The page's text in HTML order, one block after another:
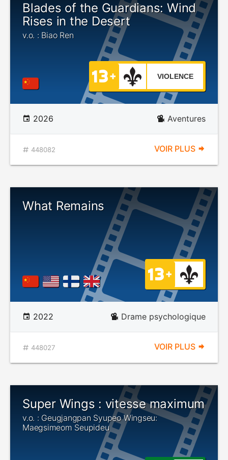
Blades of the Guardians: Wind
Rises in the Desert
v.o. : Biao Ren
VIOLENCE
2026 Aventures
448082 VOIR PLUS
What Remains
2022 Drame psychologique
448027 VOIR PLUS
Super Wings : vitesse maximum
v.o. : Geugjangpan Syupeo Wingseu:
Maegsimeom Seupideu